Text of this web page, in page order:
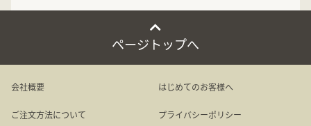
ページトップへ
会社概要 はじめてのお客様へ
ご注文方法について プライバシーポリシー